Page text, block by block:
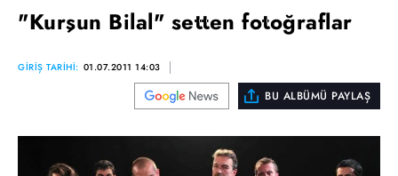
"Kurşun Bilal" setten fotoğraflar
GİRİŞ TARİHİ: 01.07.2011 14:03
BU ALBÜMÜ PAYLAŞ